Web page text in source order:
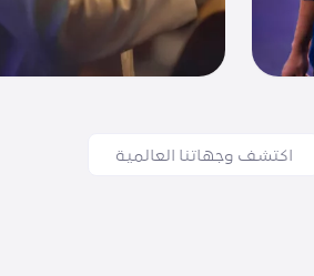
اكتشف وجهاتنا العالمية